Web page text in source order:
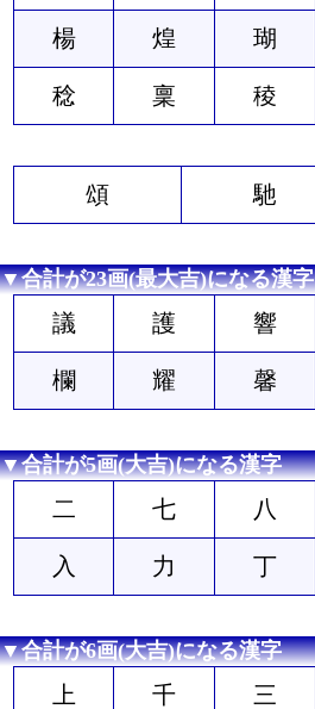
楊 煌 瑚
稔 稟 稜
頌 馳
▼合計が23画(最大吉)になる漢字
議 護 響
欄 耀 馨
▼合計が5画(大吉)になる漢字
二 七 八
入 力 丁
▼合計が6画(大吉)になる漢字
上 千 三